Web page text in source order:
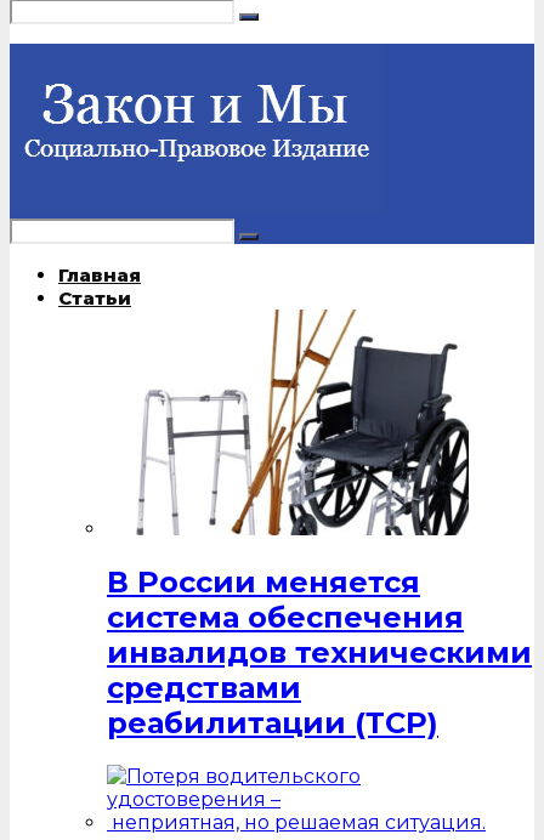
Главная
Статьи
В России меняется
система обеспечения
инвалидов техническими
средствами
реабилитации (ТСР)